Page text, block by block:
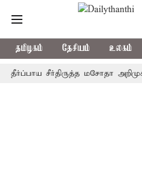
தமிழகம் தேசியம் உலகம்
சீர்திருத்த மசோதா அறிமுகம்